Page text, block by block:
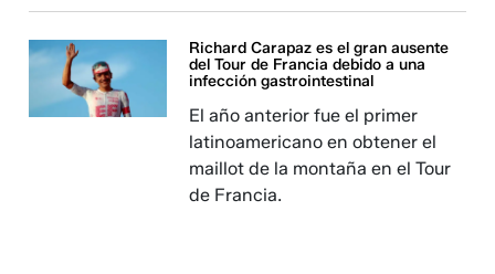
Richard Carapaz es el gran ausente
del Tour de Francia debido a una
infección gastrointestinal
El año anterior fue el primer
latinoamericano en obtener el
maillot de la montaña en el Tour
de Francia.